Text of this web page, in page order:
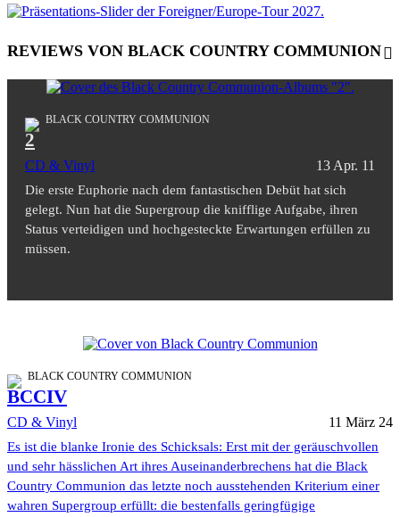
REVIEWS VON BLACK COUNTRY COMMUNION
BLACK COUNTRY COMMUNION
2
CD & Vinyl 13 Apr. 11
Die erste Euphorie nach dem fantastischen Debüt hat sich
gelegt. Nun hat die Supergroup die knifflige Aufgabe, ihren
Status verteidigen und hochgesteckte Erwartungen erfüllen zu
müssen.
BLACK COUNTRY COMMUNION
BCCIV
CD & Vinyl 11 März 24
Es ist die blanke Ironie des Schicksals: Erst mit der geräuschvollen
und sehr hässlichen Art ihres Auseinanderbrechens hat die Black
Country Communion das letzte noch ausstehenden Kriterium einer
wahren Supergroup erfüllt: die bestenfalls geringfügige